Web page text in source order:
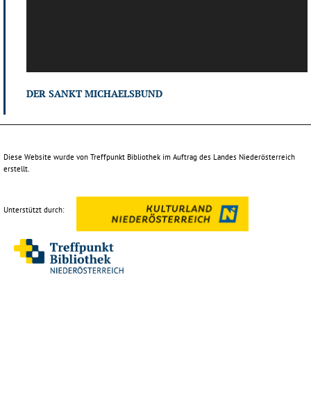
DER SANKT MICHAELSBUND
Diese Website wurde von Treffpunkt Bibliothek im Auftrag des Landes Niederösterreich
erstellt.
Unterstützt durch: